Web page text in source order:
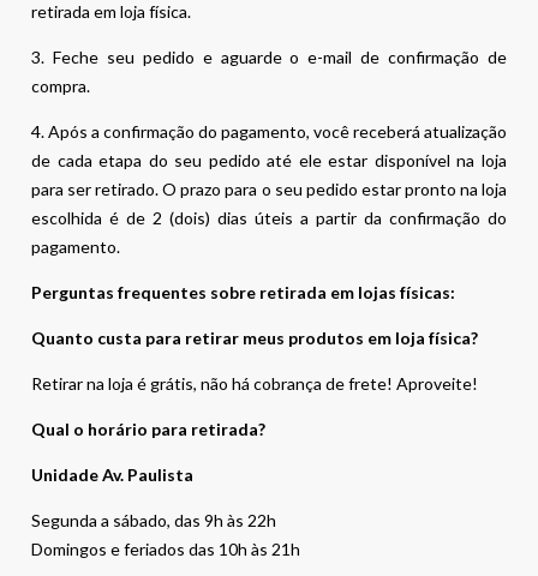
retirada em loja física.
3. Feche seu pedido e aguarde o e-mail de confirmação de
compra.
4. Após a confirmação do pagamento, você receberá atualização
de cada etapa do seu pedido até ele estar disponível na loja
para ser retirado. O prazo para o seu pedido estar pronto na loja
escolhida é de 2 (dois) dias úteis a partir da confirmação do
pagamento.
Perguntas frequentes sobre retirada em lojas físicas:
Quanto custa para retirar meus produtos em loja física?
Retirar na loja é grátis, não há cobrança de frete! Aproveite!
Qual o horário para retirada?
Unidade Av. Paulista
Segunda a sábado, das 9h às 22h
Domingos e feriados das 10h às 21h